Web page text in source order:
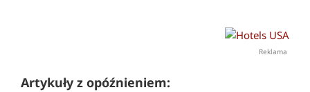
Reklama
Artykuły z opóźnieniem: